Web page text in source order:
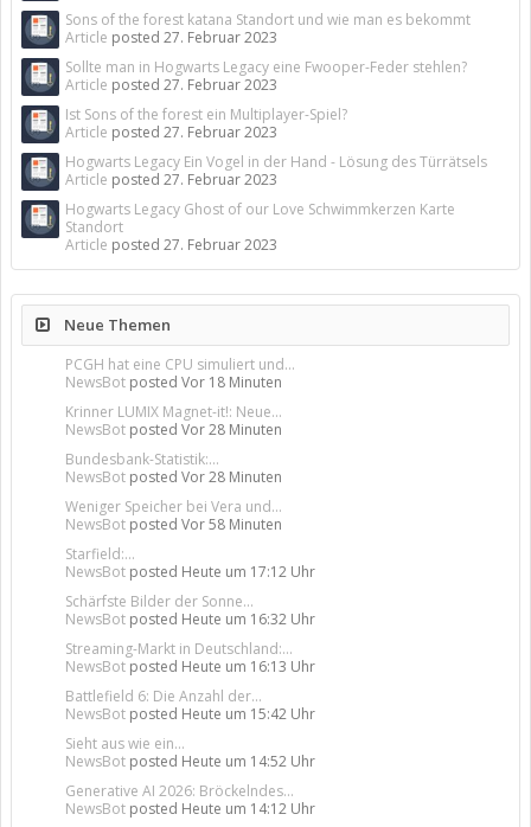
Sons of the forest katana Standort und wie man es bekommt
Article posted 27. Februar 2023
Sollte man in Hogwarts Legacy eine Fwooper-Feder stehlen?
Article posted 27. Februar 2023
Ist Sons of the forest ein Multiplayer-Spiel?
Article posted 27. Februar 2023
Hogwarts Legacy Ein Vogel in der Hand - Lösung des Türrätsels
Article posted 27. Februar 2023
Hogwarts Legacy Ghost of our Love Schwimmkerzen Karte
Standort
Article posted 27. Februar 2023
Neue Themen
PCGH hat eine CPU simuliert und...
NewsBot posted Vor 18 Minuten
Krinner LUMIX Magnet-it!: Neue...
NewsBot posted Vor 28 Minuten
Bundesbank-Statistik:...
NewsBot posted Vor 28 Minuten
Weniger Speicher bei Vera und...
NewsBot posted Vor 58 Minuten
Starfield:...
NewsBot posted Heute um 17:12 Uhr
Schärfste Bilder der Sonne...
NewsBot posted Heute um 16:32 Uhr
Streaming-Markt in Deutschland:...
NewsBot posted Heute um 16:13 Uhr
Battlefield 6: Die Anzahl der...
NewsBot posted Heute um 15:42 Uhr
Sieht aus wie ein...
NewsBot posted Heute um 14:52 Uhr
Generative AI 2026: Bröckelndes...
NewsBot posted Heute um 14:12 Uhr